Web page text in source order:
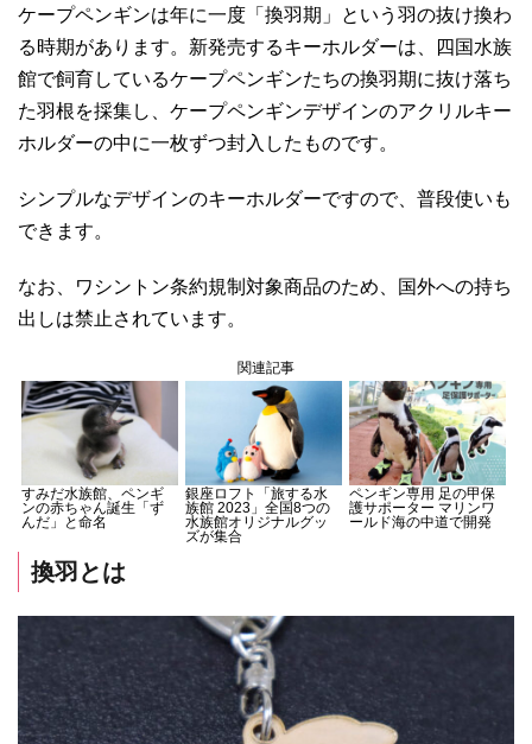
ケープペンギンは年に一度「換羽期」という羽の抜け換わ
る時期があります。新発売するキーホルダーは、四国水族
館で飼育しているケープペンギンたちの換羽期に抜け落ち
た羽根を採集し、ケープペンギンデザインのアクリルキー
ホルダーの中に一枚ずつ封入したものです。
シンプルなデザインのキーホルダーですので、普段使いも
できます。
なお、ワシントン条約規制対象商品のため、国外への持ち
出しは禁止されています。
関連記事
すみだ水族館、ペンギ
ンの赤ちゃん誕生「ず
んだ」と命名
銀座ロフト「旅する水
族館 2023」全国8つの
水族館オリジナルグッ
ズが集合
ペンギン専用 足の甲保
護サポーター マリンワ
ールド海の中道で開発
換羽とは